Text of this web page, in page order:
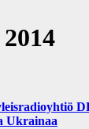
Ukrainaa